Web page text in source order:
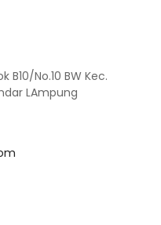
B10/No.10 BW Kec.
LAmpung